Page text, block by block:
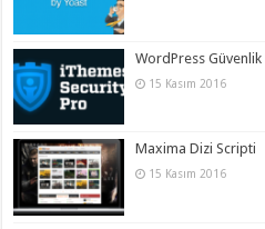
WordPress
15 Kasım 2016
Maxima Dizi Scripti
15 Kasım 2016